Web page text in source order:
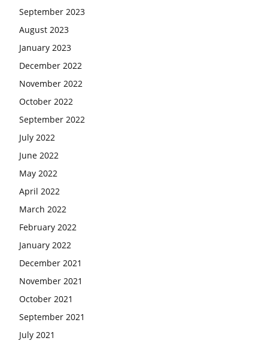
September 2023
August 2023
January 2023
December 2022
November 2022
October 2022
September 2022
July 2022
June 2022
May 2022
April 2022
March 2022
February 2022
January 2022
December 2021
November 2021
October 2021
September 2021
July 2021